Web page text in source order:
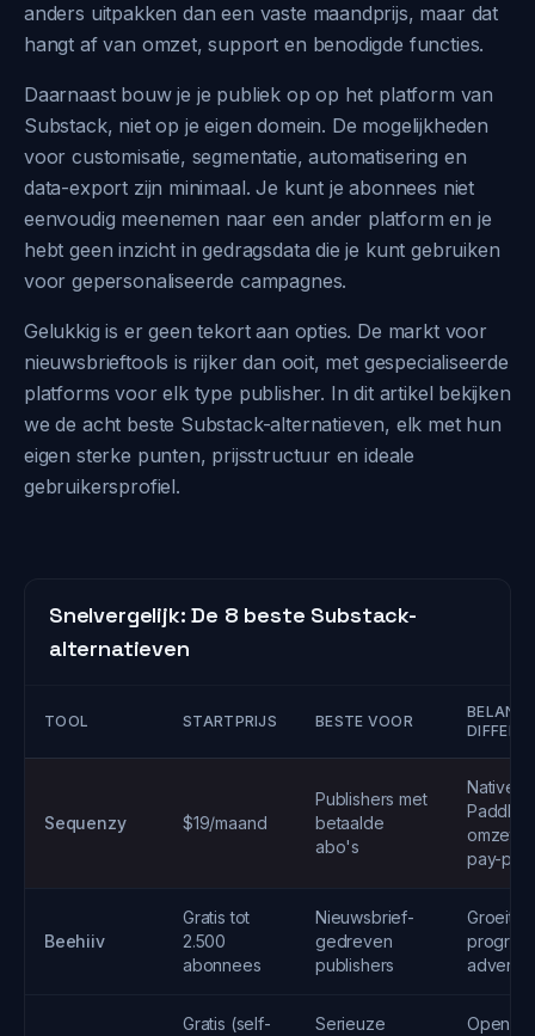
anders uitpakken dan een vaste maandprijs, maar dat
hangt af van omzet, support en benodigde functies.
Daarnaast bouw je je publiek op op het platform van
Substack, niet op je eigen domein. De mogelijkheden
voor customisatie, segmentatie, automatisering en
data-export zijn minimaal. Je kunt je abonnees niet
eenvoudig meenemen naar een ander platform en je
hebt geen inzicht in gedragsdata die je kunt gebruiken
voor gepersonaliseerde campagnes.
Gelukkig is er geen tekort aan opties. De markt voor
nieuwsbrieftools is rijker dan ooit, met gespecialiseerde
platforms voor elk type publisher. In dit artikel bekijken
we de acht beste Substack-alternatieven, elk met hun
eigen sterke punten, prijsstructuur en ideale
gebruikersprofiel.
Snelvergelijk: De 8 beste Substack-
alternatieven
TOOL STARTPRIJS BESTE VOOR
Sequenzy $19/maand
Publishers met
betaalde
abo's
Native
Paddle,
pay-
Beehiiv
Gratis tot
2.500
abonnees
Nieuwsbrief-
gedreven
publishers
Gratis (self-
Serieuze
Open-